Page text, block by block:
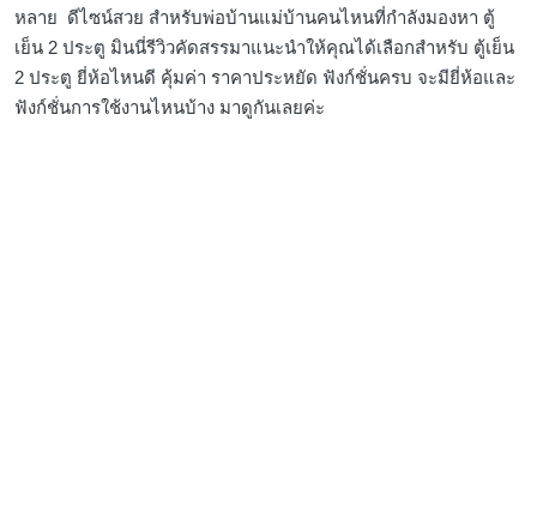
หลาย ดีไซน์สวย สำหรับพ่อบ้านแม่บ้านคนไหนที่กำลังมองหา ตู้
เย็น 2 ประตู มินนี่รีวิวคัดสรรมาแนะนำให้คุณได้เลือกสำหรับ ตู้เย็น
2 ประตู ยี่ห้อไหนดี คุ้มค่า ราคาประหยัด ฟังก์ชั่นครบ จะมียี่ห้อและ
ฟังก์ชั่นการใช้งานไหนบ้าง มาดูกันเลยค่ะ